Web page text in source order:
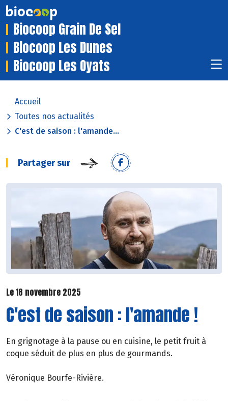
Biocoop Grain De Sel
Biocoop Les Dunes
Biocoop Les Oyats
Accueil
Toutes nos actualités
C'est de saison : l'amande...
Partager sur
Le 18 novembre 2025
C'est de saison : l'amande !
En grignotage à la pause ou en cuisine, le petit fruit à
coque séduit de plus en plus de gourmands.
Véronique Bourfe-Rivière.